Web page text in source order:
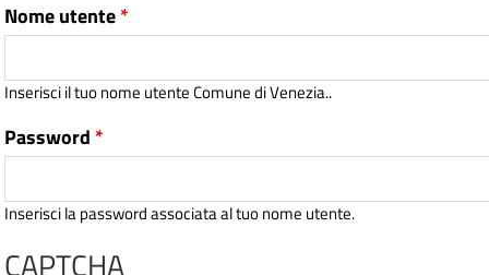
Nome utente*
Inserisci il tuo nome utente Comune di Venezia..
Password *
Inserisci la password associata al tuo nome utente.
CAPTCHA